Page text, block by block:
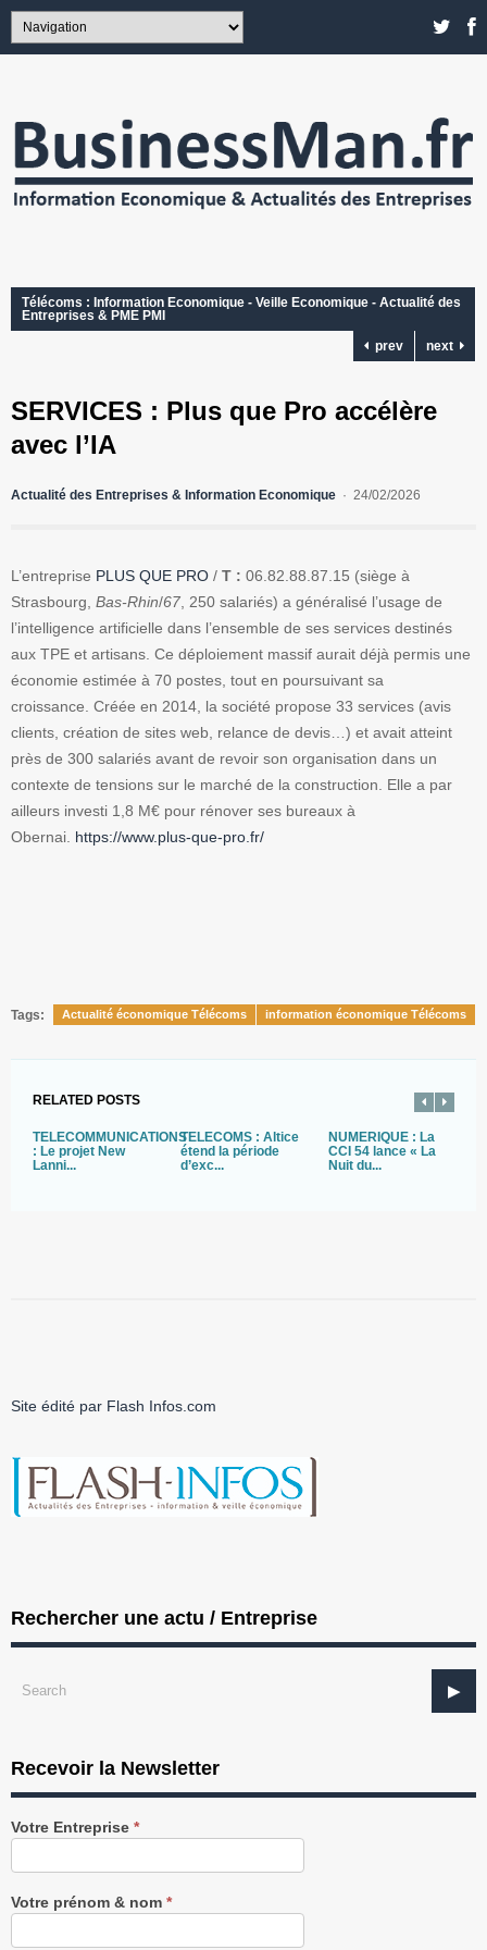
Télécoms : Information Economique - Veille Economique - Actualité des
Entreprises & PME PMI
prev
next
SERVICES : Plus que Pro accélère
avec l’IA
Actualité des Entreprises & Information Economique 24/02/2026
L’entreprise PLUS QUE PRO / T : 06.82.88.87.15 (siège à
Strasbourg, Bas-Rhin/67, 250 salariés) a généralisé l’usage de
l’intelligence artificielle dans l’ensemble de ses services destinés
aux TPE et artisans. Ce déploiement massif aurait déjà permis une
économie estimée à 70 postes, tout en poursuivant sa
croissance. Créée en 2014, la société propose 33 services (avis
clients, création de sites web, relance de devis…) et avait atteint
près de 300 salariés avant de revoir son organisation dans un
contexte de tensions sur le marché de la construction. Elle a par
ailleurs investi 1,8 M€ pour rénover ses bureaux à
Obernai. https://www.plus-que-pro.fr/
Tags: Actualité économique Télécoms information économique Télécoms
RELATED POSTS
TÉLÉCOMMUNICATIONS
: Le projet New
Lanni...
TELECOMS : Altice
étend la période
d’exc...
NUMERIQUE : La
CCI 54 lance « La
Nuit du...
Site édité par Flash Infos.com
Rechercher une actu / Entreprise
Recevoir la Newsletter
Recevez
notre
gratuitement
Votre Entreprise *
Votre prénom & nom *